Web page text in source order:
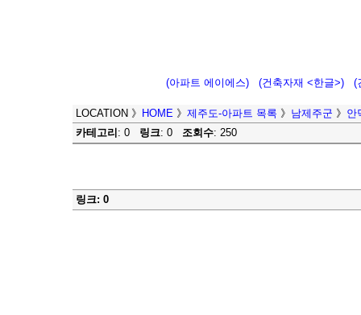
(아파트 에이에스) (건축자재 <한글>) (
LOCATION 》 HOME 》 제주도-아파트 목록 》 남제주군 》 안
카테고리 : 0 링크: 0 조회수: 250
링크: 0